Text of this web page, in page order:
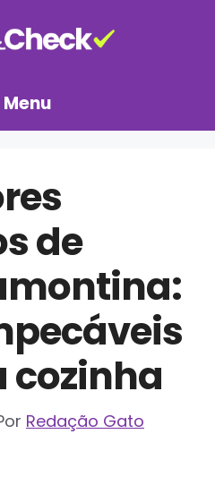
Menu
de
cozinha
Redação Gato